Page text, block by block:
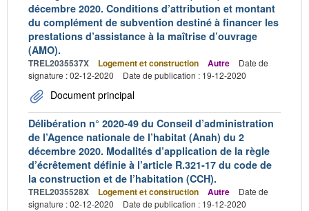
décembre 2020. Conditions d’attribution et montant
du complément de subvention destiné à financer les
prestations d’assistance à la maîtrise d’ouvrage
(AMO).
TREL2035537X Logement et construction Autre
Date de
signature : 02-12-2020
Date de publication : 19-12-2020
Document principal
Délibération n° 2020-49 du Conseil d’administration
de l’Agence nationale de l’habitat (Anah) du 2
décembre 2020. Modalités d’application de la règle
d’écrêtement définie à l’article R.321-17 du code de
la construction et de l’habitation (CCH).
TREL2035528X Logement et construction Autre
Date de
signature : 02-12-2020
Date de publication : 19-12-2020